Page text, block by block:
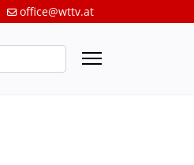
office@wttv.at